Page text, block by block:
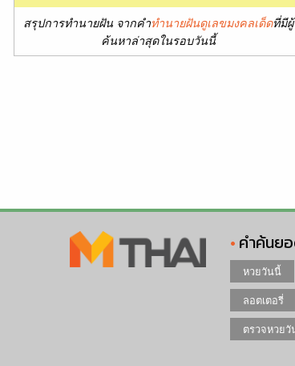
สรุปการทำนายฝัน จากคำทำนายฝันดูเลขมงคลเด็ดที่มีผู้
ค้นหาล่าสุดในรอบวันนี้
คำค้นย
หวยวันนี้
ลอตเตอรี่
ตรวจหวย